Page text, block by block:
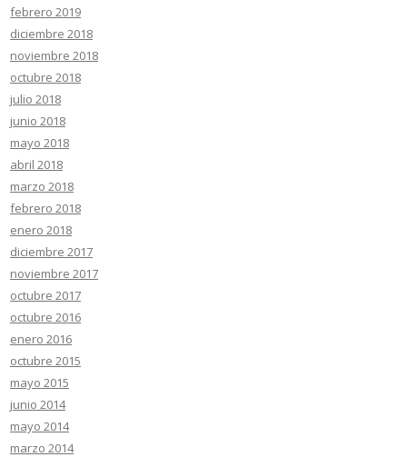
febrero 2019
diciembre 2018
noviembre 2018
octubre 2018
julio 2018
junio 2018
mayo 2018
abril 2018
marzo 2018
febrero 2018
enero 2018
diciembre 2017
noviembre 2017
octubre 2017
octubre 2016
enero 2016
octubre 2015
mayo 2015
junio 2014
mayo 2014
marzo 2014